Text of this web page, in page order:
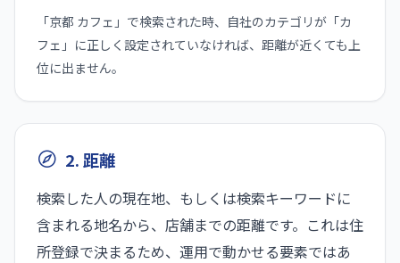
「京都 カフェ」で検索された時、自社のカテゴリが「カ
フェ」に正しく設定されていなければ、距離が近くても上
位に出ません。
2. 距離
検索した人の現在地、もしくは検索キーワードに
含まれる地名から、店舗までの距離です。これは住
所登録で決まるため、運用で動かせる要素ではあ